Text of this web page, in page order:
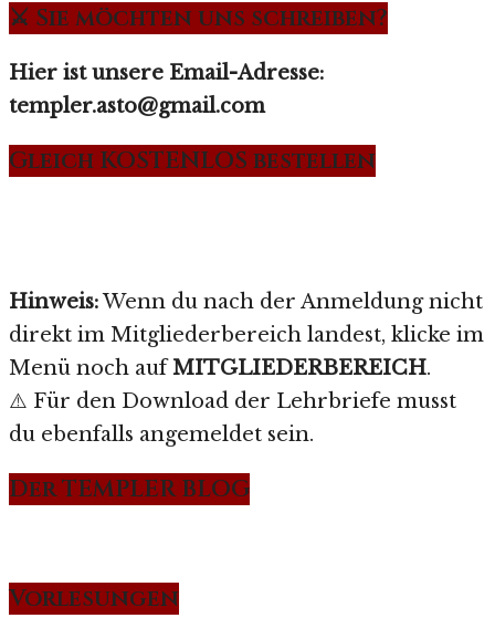
⚔️ Sie möchten uns schreiben?
Hier ist unsere Email-Adresse:
templer.asto@gmail.com
Gleich KOSTENLOS bestellen
Hinweis:Wenn du nach der Anmeldung nicht
direkt im Mitgliederbereich landest, klicke im
Menü noch aufMITGLIEDERBEREICH.
⚠️ Für den Download der Lehrbriefe musst
du ebenfalls angemeldet sein.
Der TEMPLER BLOG
Vorlesungen